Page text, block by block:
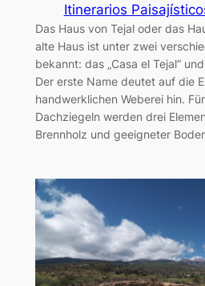
Itinerarios
Das Haus von Tejal oder das
alte Haus ist unter zwei
bekannt: das „Casa el Tejal“
Der erste Name deutet auf die
handwerklichen Weberei hin.
Dachziegeln werden drei
Brennholz und geeigneter